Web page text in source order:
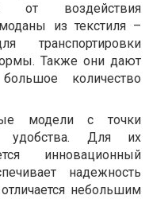
от воздействия
из текстиля –
транспортировки
Также они дают
количество
модели с точки
удобства. Для их
инновационный
надежность
небольшим